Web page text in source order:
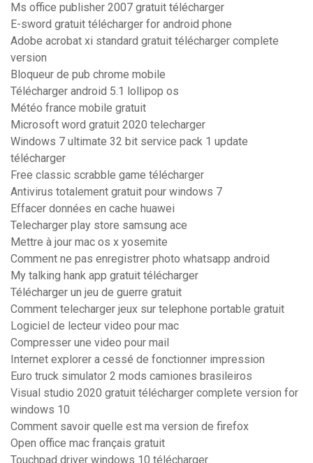
Ms office publisher 2007 gratuit télécharger
E-sword gratuit télécharger for android phone
Adobe acrobat xi standard gratuit télécharger complete
version
Bloqueur de pub chrome mobile
Télécharger android 5.1 lollipop os
Météo france mobile gratuit
Microsoft word gratuit 2020 telecharger
Windows 7 ultimate 32 bit service pack 1 update
télécharger
Free classic scrabble game télécharger
Antivirus totalement gratuit pour windows 7
Effacer données en cache huawei
Telecharger play store samsung ace
Mettre à jour mac os x yosemite
Comment ne pas enregistrer photo whatsapp android
My talking hank app gratuit télécharger
Télécharger un jeu de guerre gratuit
Comment telecharger jeux sur telephone portable gratuit
Logiciel de lecteur video pour mac
Compresser une video pour mail
Internet explorer a cessé de fonctionner impression
Euro truck simulator 2 mods camiones brasileiros
Visual studio 2020 gratuit télécharger complete version for
windows 10
Comment savoir quelle est ma version de firefox
Open office mac français gratuit
Touchpad driver windows 10 télécharger